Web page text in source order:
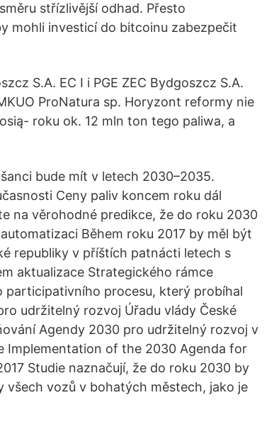
střízlivější odhad. Přesto
mohli investicí do bitcoinu zabezpečit
S.A. EC I i PGE ZEC Bydgoszcz S.A.
ProNatura sp. Horyzont reformy nie
roku ok. 12 mln ton tego paliwa, a
bude mít v letech 2030–2035.
Ceny paliv koncem roku dál
na věrohodné predikce, že do roku 2030
Během roku 2017 by měl být
republiky v příštích patnácti letech s
aktualizace Strategického rámce
participativního procesu, který probíhal
udržitelný rozvoj Úřadu vlády České
Agendy 2030 pro udržitelný rozvoj v
Implementation of the 2030 Agenda for
Studie naznačují, že do roku 2030 by
vozů v bohatých městech, jako je